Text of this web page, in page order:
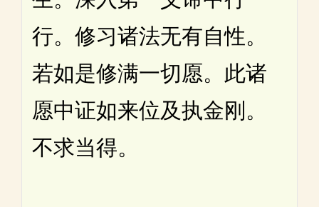
行。修习诸法无有自性。
若如是修满一切愿。此诸
愿中证如来位及执金刚。
不求当得。